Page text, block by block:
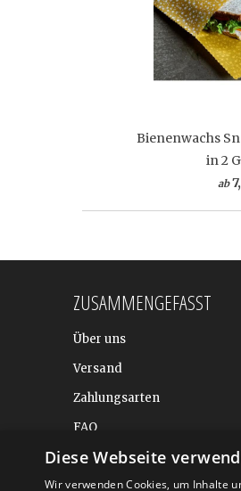
Bienenwachs
in 2
ab
ZUSAMMENGEFASST
Über uns
Versand
Zahlungsarten
FAQ
BALTIC DESIGN SHOP
Diese Webseite
Wir verwenden Cookies, um Inhalte